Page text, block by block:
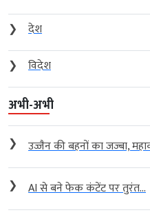
❯
देश
❯
विदेश
अभी-अभी
❯ उज्जैन की बहनों का जज्बा,
❯ AI से बने फेक कंटेंट पर तुरंत...